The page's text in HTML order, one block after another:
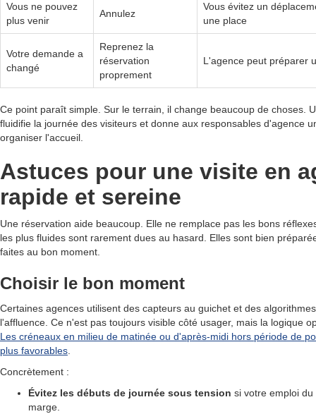
Vous ne pouvez
plus venir
Annulez
Vous évitez un
une place
Votre demande a
changé
Reprenez la
réservation
proprement
L'agence peut préparer
Ce point paraît simple. Sur le terrain, il change beaucoup de choses.
fluidifie la journée des visiteurs et donne aux responsables d'agence
organiser l'accueil.
Astuces pour une visite en
rapide et sereine
Une réservation aide beaucoup. Elle ne remplace pas les bons
les plus fluides sont rarement dues au hasard. Elles sont bien
faites au bon moment.
Choisir le bon moment
Certaines agences utilisent des capteurs au guichet et des
l'affluence. Ce n'est pas toujours visible côté usager, mais la logique
Les créneaux en milieu de matinée ou d'après-midi hors période de
plus favorables
Concrètement :
Évitez les débuts de journée sous tension si votre emploi
marge.